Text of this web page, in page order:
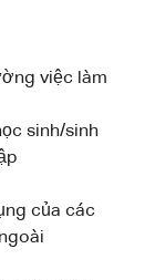
việc làm
sinh/sinh
của các